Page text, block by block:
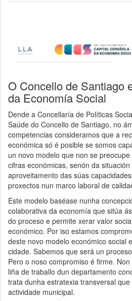
O Concello de Santiago
da Economía Social
Dende a Concellaría de Políticas
Saúde do Concello de Santiago, no
competencias consideramos que a
económica só é posible se somos
un novo modelo que non se
cifras económicas, senón da
aproveitamento das súas
proxectos nun marco laboral de
Este modelo baséase nunha
colaborativa da economía que sitúa
do proceso e permite xerar valor
económico. Por iso estamos
deste novo modelo económico social
cidade. Sabemos que será un
Pero o noso compromiso é firme.
liña de traballo dun departamento
trata dunha estratexia transversal
actividade municipal.